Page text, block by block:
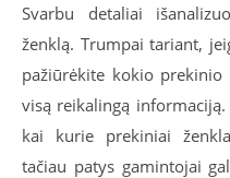
Svarbu detaliai
ženklą. Trumpai tariant,
pažiūrėkite kokio
visą reikalingą
kai kurie prekiniai
tačiau patys gamintojai